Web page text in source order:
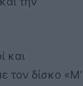
και
τον δίσκο «Μ’